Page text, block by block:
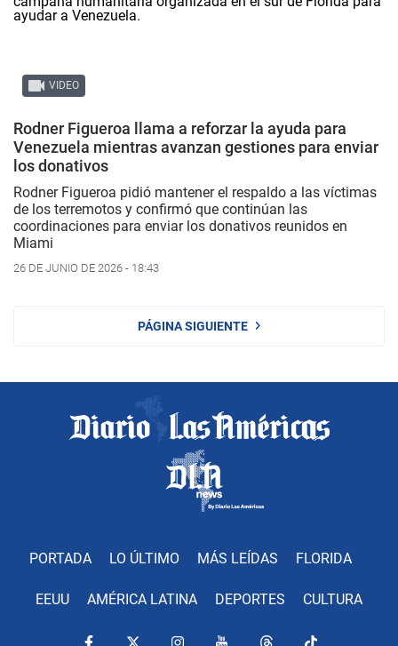
VIDEO
Rodner Figueroa llama a reforzar la ayuda para
Venezuela mientras avanzan gestiones para enviar
los donativos
Rodner Figueroa pidió mantener el respaldo a las víctimas
de los terremotos y confirmó que continúan las
coordinaciones para enviar los donativos reunidos en
Miami
26 DE JUNIO DE 2026 - 18:43
PÁGINA SIGUIENTE
PORTADA LO ÚLTIMO MÁS LEÍDAS FLORIDA
EEUU AMÉRICA LATINA DEPORTES CULTURA